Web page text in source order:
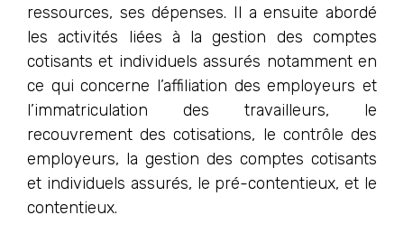
ressources, ses dépenses. Il a ensuite abordé
les activités liées à la gestion des comptes
cotisants et individuels assurés notamment en
ce qui concerne l’affiliation des employeurs et
l’immatriculation des travailleurs, le
recouvrement des cotisations, le contrôle des
employeurs, la gestion des comptes cotisants
et individuels assurés, le pré-contentieux, et le
contentieux.